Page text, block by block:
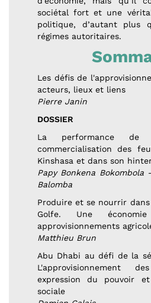
sociétal fort et une
politique, d’autant plus
régimes autoritaires.
Les défis de
acteurs, lieux et liens
Pierre Janin
DOSSIER
La performance
commercialisation des
Kinshasa et dans son
Papy Bonkena Bokombola
Balomba
Produire et se nourrir
Golfe. Une
approvisionnements
Matthieu Brun
Abu Dhabi au défi de la
L'approvisionnement
expression du pouvoir
sociale